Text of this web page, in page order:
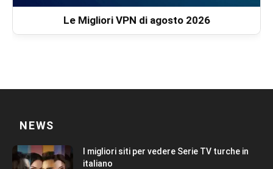
Le Migliori VPN di agosto 2026
NEWS
I migliori siti per vedere Serie TV turche in
italiano